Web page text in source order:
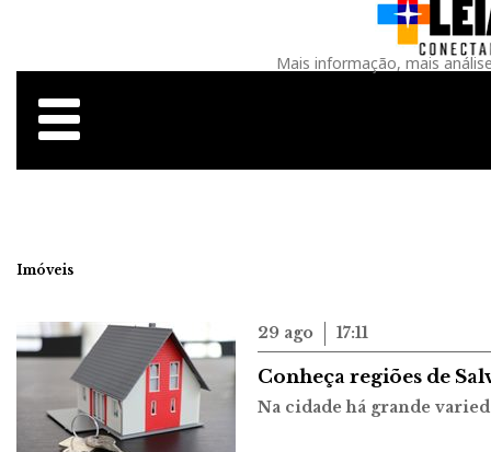
Mais informação, mais
Imóveis
29 ago 17:11
Conheça regiões de
Na cidade há grande